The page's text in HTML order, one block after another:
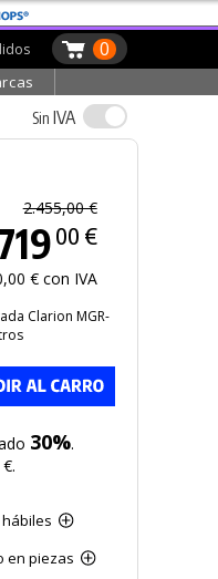
0
Sin IVA
2.455,00 €
00 €
€ con IVA
Clarion MGR-
30%.
en piezas